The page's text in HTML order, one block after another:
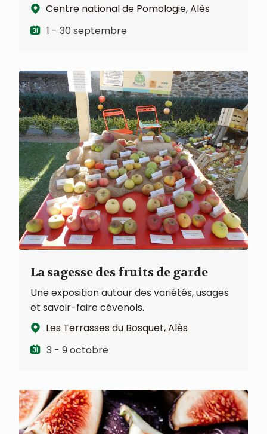
Centre national de Pomologie, Alès
1 - 30 septembre
La sagesse des fruits de garde
Une exposition autour des variétés, usages
et savoir-faire cévenols.
Les Terrasses du Bosquet, Alès
3 - 9 octobre